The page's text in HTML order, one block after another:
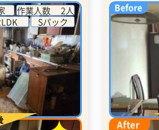
作業人数 2人
Sパック
Before
After